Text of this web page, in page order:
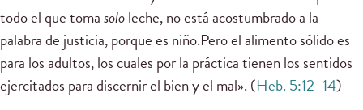
todo el que tomasololeche, no está acostumbrado a la
palabra de justicia, porque es niño.Pero el alimento sólido es
para los adultos, los cuales por la práctica tienen los sentidos
ejercitados para discernir el bien y el mal». (Heb. 5:12–14)